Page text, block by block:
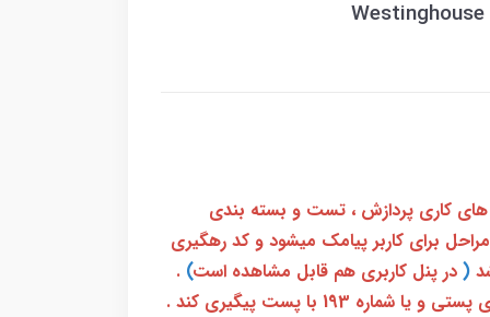
های کاری پردازش ، تست و بسته بندی
برای کاربر پیامک میشود و کد رهگیری
( در پنل کاربری هم قابل مشاهده است)
.
بعد از آن کاربر فقط باید از طریق سامانه رهگیری پستی و یا شماره 193 با پست پیگیری کند .